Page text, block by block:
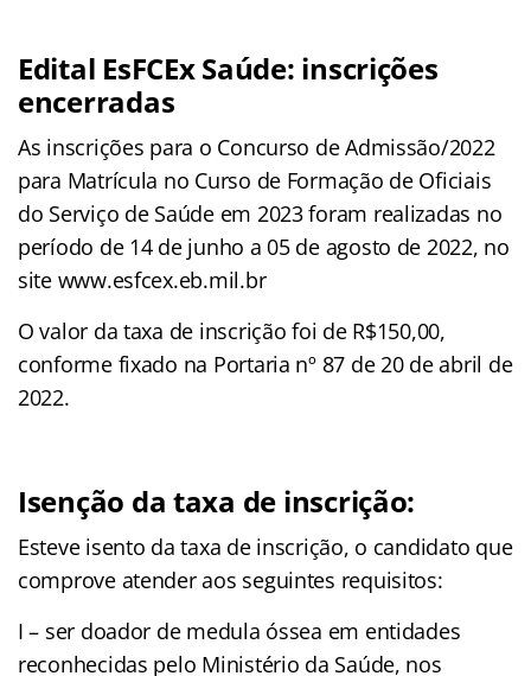
Edital EsFCEx Saúde: inscrições
encerradas
As inscrições para o Concurso de Admissão/2022
para Matrícula no Curso de Formação de Oficiais
do Serviço de Saúde em 2023 foram realizadas no
período de 14 de junho a 05 de agosto de 2022, no
site www.esfcex.eb.mil.br
O valor da taxa de inscrição foi de R$150,00,
conforme fixado na Portaria nº 87 de 20 de abril de
2022.
Isenção da taxa de inscrição:
Esteve isento da taxa de inscrição, o candidato que
comprove atender aos seguintes requisitos:
I – ser doador de medula óssea em entidades
reconhecidas pelo Ministério da Saúde, nos